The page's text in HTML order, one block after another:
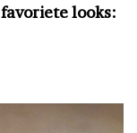
looks: